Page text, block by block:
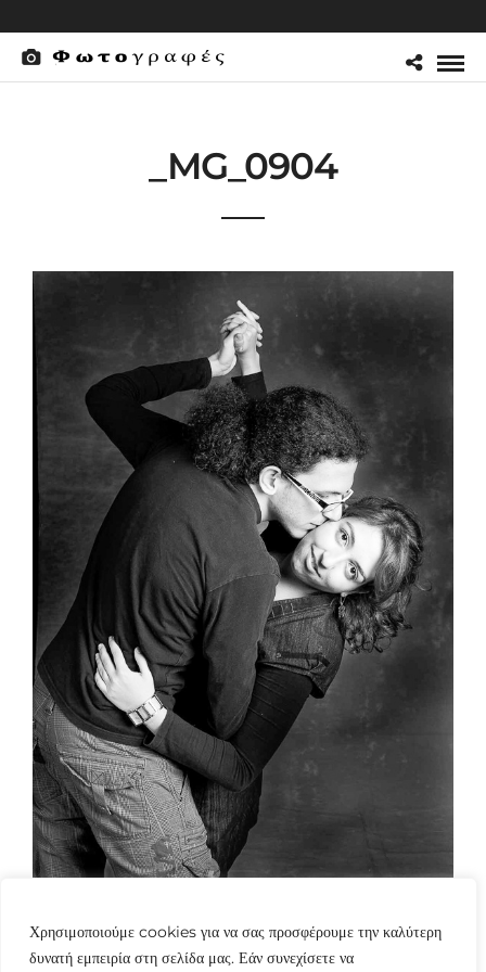
Χρησιμοποιούμε cookies για να σας προσφέρουμε την καλύτερη
δυνατή εμπειρία στη σελίδα μας. Εάν συνεχίσετε να
_MG_0904